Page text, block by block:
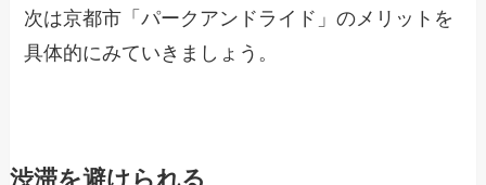
次は京都市「パークアンドライド」のメリットを
具体的にみていきましょう。